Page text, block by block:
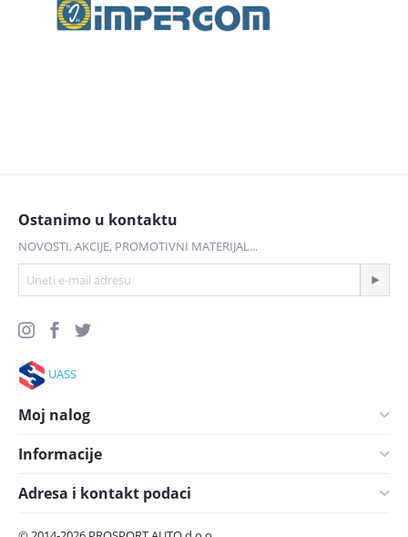
Ostanimo u kontaktu
NOVOSTI, AKCIJE, PROMOTIVNI MATERIJAL...
UASS
Moj nalog
Informacije
Adresa i kontakt podaci